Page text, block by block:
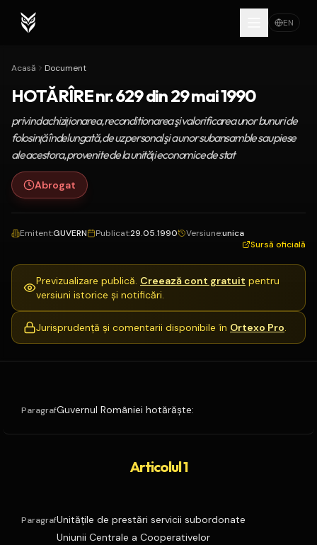
EN
Acasă Document
HOTĂRÎRE nr. 629 din 29 mai 1990
privind achiziţionarea, reconditionarea şi valorificarea unor bunuri de
folosinţă îndelungată, de uz personal şi a unor subansamble sau piese
ale acestora, provenite de la unităţi economice de stat
Abrogat
Emitent:GUVERN Publicat:29.05.1990 Versiune:unica
Sursă oficială
Previzualizare publică. Creează cont gratuit pentru
versiuni istorice și notificări.
Jurisprudență și comentarii disponibile în Ortexo Pro.
ParagrafGuvernul României hotărăşte:
Articolul 1
ParagrafUnităţile de prestări servicii subordonate
Uniunii Centrale a Cooperativelor